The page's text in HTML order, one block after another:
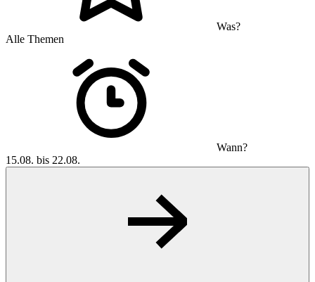
Was?
Alle Themen
Wann?
15.08. bis 22.08.